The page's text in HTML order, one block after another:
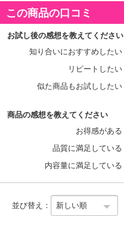
この商品の口コミ
お試し後の感想を教えてください
知り合いにおすすめしたい
リピートしたい
似た商品もお試ししたい
商品の感想を教えてください
お得感がある
品質に満足している
内容量に満足している
並び替え：